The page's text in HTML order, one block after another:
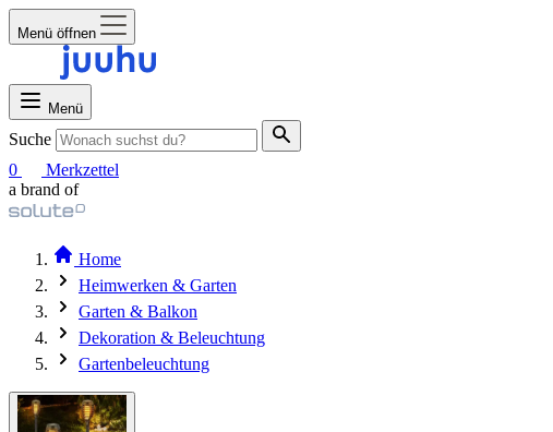
Menü öffnen
Menü
Suche
0
Merkzettel
a brand of
Home
Heimwerken & Garten
Garten & Balkon
Dekoration & Beleuchtung
Gartenbeleuchtung